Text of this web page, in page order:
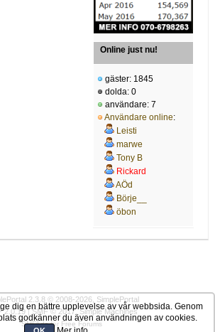
Online just nu!
gäster: 1845
dolda: 0
användare: 7
Användare online:
Leisti
marwe
Tony B
Rickard
AÖd
Börje__
öbon
2.3.8 © 2008-2026, SimplePortal
2.0.19|SMF © 2017,Simple Machines
SMFAdsfor Free Forums
dig en bättre upplevelse av vår webbsida. Genom
godkänner du även användningen av cookies.